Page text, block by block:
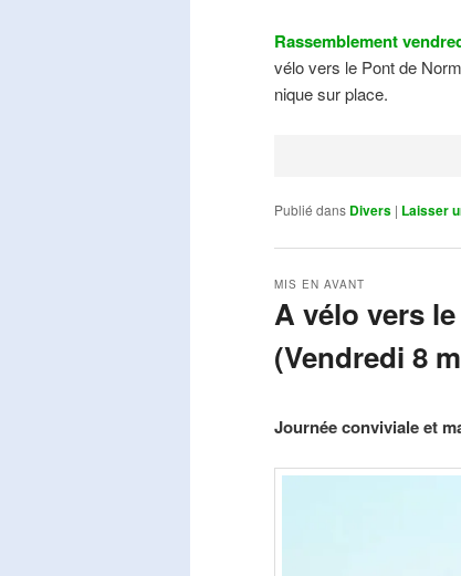
Rassemblement
vélo vers le Pont de
nique sur place.
Publié dans Divers | Laisser
A vélo vers
(Vendredi 8
MIS EN AVANT
Journée conviviale et